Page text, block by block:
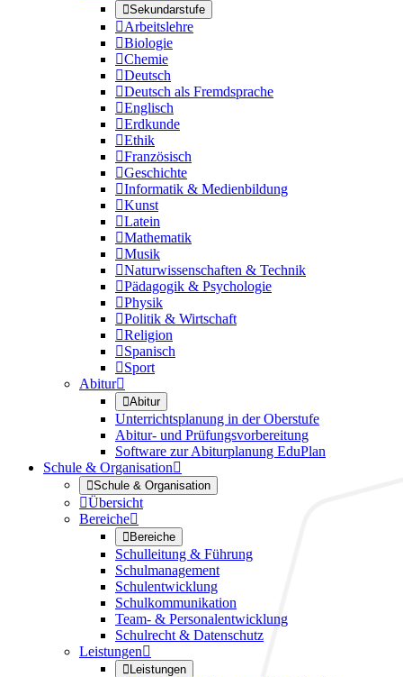
Sekundarstufe
Arbeitslehre
Biologie
Chemie
Deutsch
Deutsch als Fremdsprache
Englisch
Erdkunde
Ethik
Französisch
Geschichte
Informatik & Medienbildung
Kunst
Latein
Mathematik
Musik
Naturwissenschaften & Technik
Pädagogik & Psychologie
Physik
Politik & Wirtschaft
Religion
Spanisch
Sport
Abitur
Abitur
Unterrichtsplanung in der Oberstufe
Abitur- und Prüfungsvorbereitung
Software zur Abiturplanung EduPlan
Schule & Organisation
Schule & Organisation
Übersicht
Bereiche
Bereiche
Schulleitung & Führung
Schulmanagement
Schulentwicklung
Schulkommunikation
Team- & Personalentwicklung
Schulrecht & Datenschutz
Leistungen
Leistungen